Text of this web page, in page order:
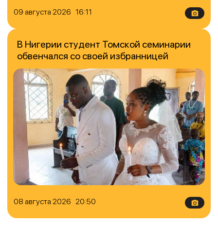
09 августа 2026 16:11
08 августа 2026 20:50
В Нигерии студент Томской семинарии
обвенчался со своей избранницей